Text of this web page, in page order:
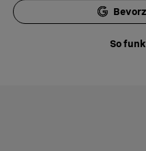
So